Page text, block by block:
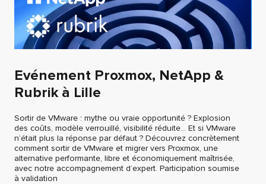
Evénement Proxmox, NetApp &
Rubrik à Lille
Sortir de VMware : mythe ou vraie opportunité ? Explosion
des coûts, modèle verrouillé, visibilité réduite… Et si VMware
n’était plus la réponse par défaut ? Découvrez concrètement
comment sortir de VMware et migrer vers Proxmox, une
alternative performante, libre et économiquement maîtrisée,
avec notre accompagnement d’expert. Participation soumise
à validation